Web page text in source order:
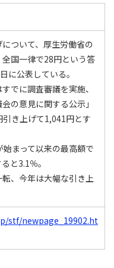
ついて、厚生労働省の
国一律で28円という答
に公表している。
でに調査審議を実施、
の意見に関する公示」
き上げて1,041円とす
まって以来の最高額で
と3.1％。
、今年は大幅な引き上
stf/newpage_19902.ht